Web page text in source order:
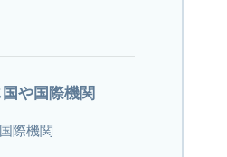
や国際機関
際機関